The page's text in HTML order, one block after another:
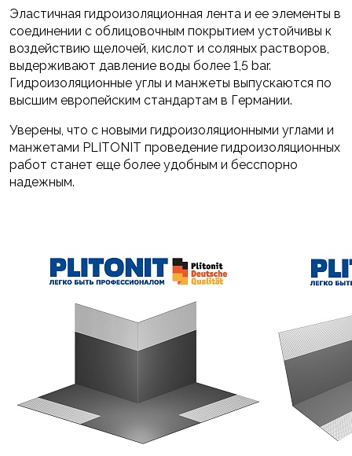
Эластичная гидроизоляционная лента и ее элементы в
соединении с облицовочным покрытием устойчивы к
воздействию щелочей, кислот и соляных растворов,
выдерживают давление воды более 1,5 bar.
Гидроизоляционные углы и манжеты выпускаются по
высшим европейским стандартам в Германии.
Уверены, что с новыми гидроизоляционными углами и
манжетами PLITONIT проведение гидроизоляционных
работ станет еще более удобным и бесспорно
надежным.